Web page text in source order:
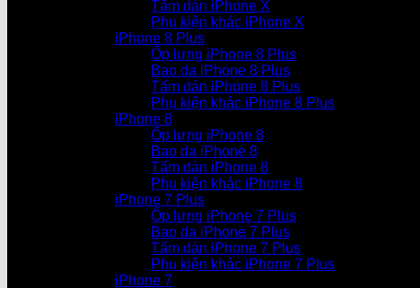
Tấm dán iPhone X
Phụ kiện khác iPhone X
iPhone 8 Plus
Ốp lưng iPhone 8 Plus
Bao da iPhone 8 Plus
Tấm dán iPhone 8 Plus
Phụ kiện khác iPhone 8 Plus
iPhone 8
Ốp lưng iPhone 8
Bao da iPhone 8
Tấm dán iPhone 8
Phụ kiện khác iPhone 8
iPhone 7 Plus
Ốp lưng iPhone 7 Plus
Bao da iPhone 7 Plus
Tấm dán iPhone 7 Plus
Phụ kiện khác iPhone 7 Plus
iPhone 7